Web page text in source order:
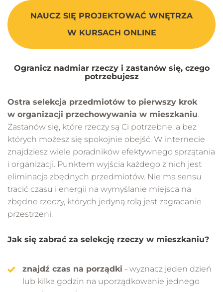
NAUCZ SIĘ PROJEKTOWAĆ WNĘTRZA
W KURSACH ONLINE
Ogranicz nadmiar rzeczy i zastanów się, czego
potrzebujesz
Ostra selekcja przedmiotów to pierwszy krok
w organizacji przechowywania w mieszkaniu.
Zastanów się, które rzeczy są Ci potrzebne, a bez
których możesz się spokojnie obejść. W internecie
znajdziesz wiele poradników efektywnego sprzątania
i organizacji. Punktem wyjścia każdego z nich jest
eliminacja zbędnych przedmiotów. Nie ma sensu
tracić czasu i energii na wymyślanie miejsca na
zbędne rzeczy, których jedyną rolą jest zagracanie
przestrzeni.
Jak się zabrać za selekcję rzeczy w mieszkaniu?
znajdź czas na porządki - wyznacz jeden dzień
lub kilka godzin na uporządkowanie jednego